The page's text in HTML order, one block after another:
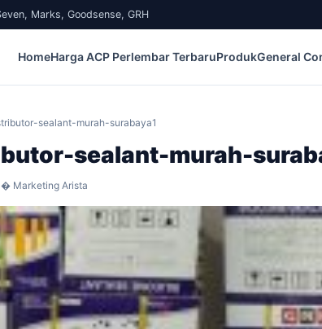
Marks, Goodsense, GRH
HomeHarga ACP Perlembar TerbaruProdukGeneral
sealant-murah-surabaya1
sealant-murah-
Marketing Arista